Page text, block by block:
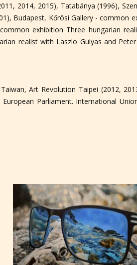
2014, 2015), Tatabánya (1996),
Budapest, Kőrösi Gallery - common
exhibition Three hungarian
realist with Laszlo Gulyas and
Art Revolution Taipei (2012,
Parliament. International